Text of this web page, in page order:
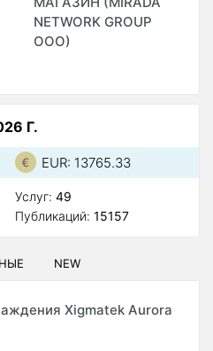
NETWORK GROUP
ООО)
Г.
EUR: 13765.33
Услуг: 49
Публикаций: 15157
NEW
Xigmatek Aurora